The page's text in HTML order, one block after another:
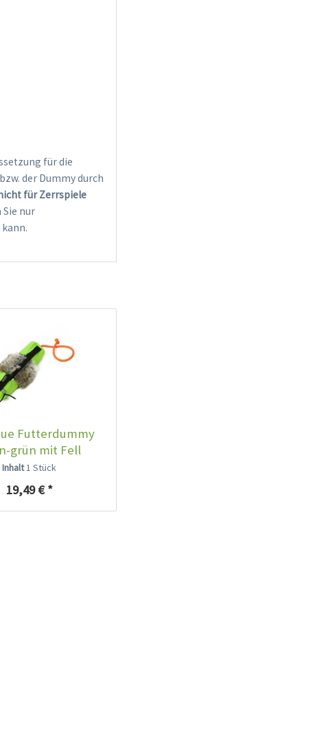
für die
der Dummy durch
für Zerrspiele
nur
Futterdummy
grün mit Fell
Inhalt1 Stück
19,49 € *